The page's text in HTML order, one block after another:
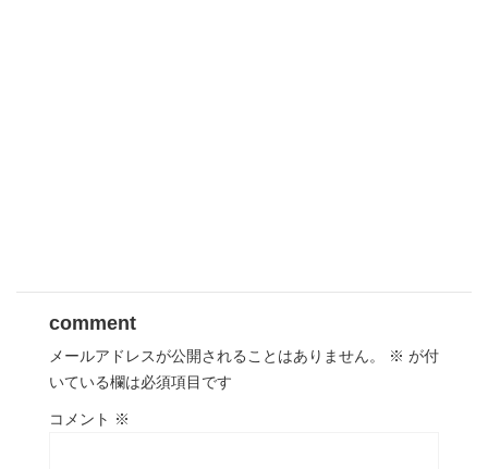
comment
メールアドレスが公開されることはありません。 ※ が付
いている欄は必須項目です
コメント ※